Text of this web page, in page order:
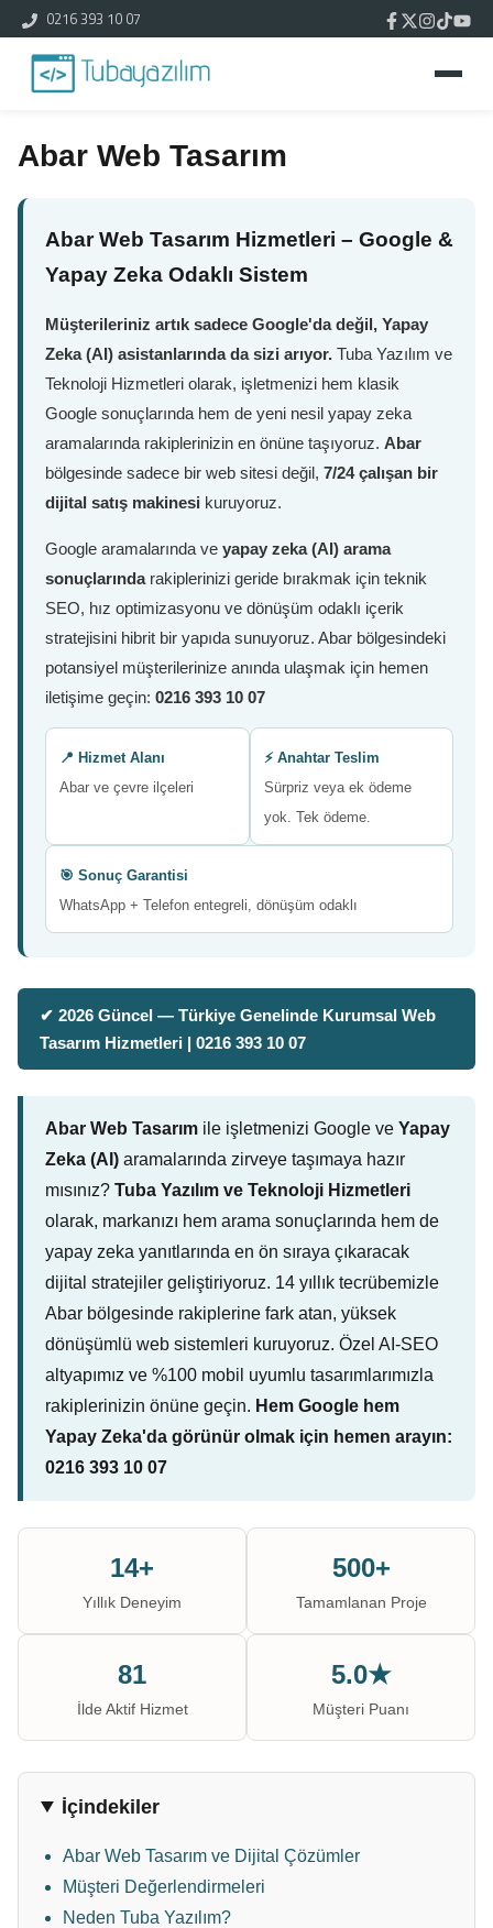
0216 393 10 07
Abar Web Tasarım
Abar Web Tasarım Hizmetleri – Google &
Yapay Zeka Odaklı Sistem
Müşterileriniz artık sadece Google'da değil, Yapay
Zeka (AI) asistanlarında da sizi arıyor. Tuba Yazılım ve
Teknoloji Hizmetleri olarak, işletmenizi hem klasik
Google sonuçlarında hem de yeni nesil yapay zeka
aramalarında rakiplerinizin en önüne taşıyoruz. Abar
bölgesinde sadece bir web sitesi değil, 7/24 çalışan bir
dijital satış makinesi kuruyoruz.
Google aramalarında ve yapay zeka (AI) arama
sonuçlarındarakiplerinizi geride bırakmak için teknik
SEO, hız optimizasyonu ve dönüşüm odaklı içerik
stratejisini hibrit bir yapıda sunuyoruz. Abar bölgesindeki
potansiyel müşterilerinize anında ulaşmak için hemen
iletişime geçin: 0216 393 10 07
📍 Hizmet Alanı
Abar ve çevre ilçeleri
⚡ Anahtar Teslim
Sürpriz veya ek ödeme
yok. Tek ödeme.
🎯 Sonuç Garantisi
WhatsApp + Telefon entegreli, dönüşüm odaklı
✔ 2026 Güncel — Türkiye Genelinde Kurumsal Web
Tasarım Hizmetleri | 0216 393 10 07
Abar Web Tasarım ile işletmenizi Google ve Yapay
Zeka (AI) aramalarında zirveye taşımaya hazır
mısınız? Tuba Yazılım ve Teknoloji Hizmetleri
olarak, markanızı hem arama sonuçlarında hem de
yapay zeka yanıtlarında en ön sıraya çıkaracak
dijital stratejiler geliştiriyoruz. 14 yıllık tecrübemizle
Abar bölgesinde rakiplerine fark atan, yüksek
dönüşümlü web sistemleri kuruyoruz. Özel AI-SEO
altyapımız ve %100 mobil uyumlu tasarımlarımızla
rakiplerinizin önüne geçin. Hem Google hem
Yapay Zeka'da görünür olmak için hemen arayın:
0216 393 10 07
14+
Yıllık Deneyim
500+
Tamamlanan Proje
81
İlde Aktif Hizmet
5.0★
Müşteri Puanı
İçindekiler
Abar Web Tasarım ve Dijital Çözümler
Müşteri Değerlendirmeleri
Neden Tuba Yazılım?